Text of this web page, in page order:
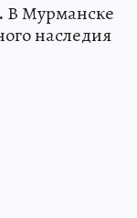
В Мурманске
наследия